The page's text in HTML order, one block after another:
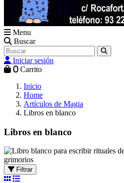
Menu
Buscar
Iniciar sesión
0 Carrito
Inicio
Home
Artículos de Magia
Libros en blanco
Libros en blanco
Filtrar